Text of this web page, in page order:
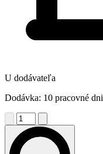
U dodávateľa
Dodávka: 10 pracovné dni